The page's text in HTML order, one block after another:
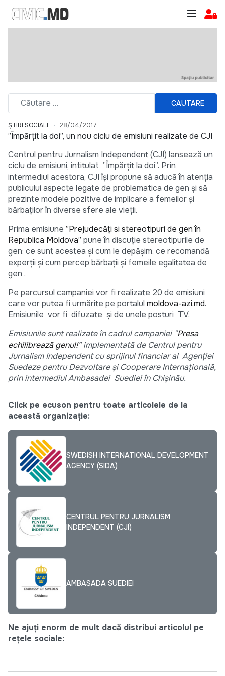
CAUTARE
ȘTIRI SOCIALE 28/04/2017
”Împărțit la doi”, un nou ciclu de emisiuni realizate de CJI
Centrul pentru Jurnalism Independent (CJI) lansează un
ciclu de emisiuni, intitulat ”Împărțit la doi”. Prin
intermediul acestora, CJI își propune să aducă în atenția
publicului aspecte legate de problematica de gen și să
prezinte modele pozitive de implicare a femeilor și
bărbaților în diverse sfere ale vieții.
Prima emisiune ”Prejudecăți si stereotipuri de gen în
Republica Moldova” pune în discuție stereotipurile de
gen: ce sunt acestea și cum le depășim, ce recomandă
experții și cum percep bărbații și femeile egalitatea de
gen .
Pe parcursul campaniei vor fi realizate 20 de emisiuni
care vor putea fi urmărite pe portalul moldova-azi.md.
Emisiunile vor fi difuzate și de unele posturi TV.
Emisiunile sunt realizate în cadrul campaniei ”Presa
echilibrează genul!” implementată de Centrul pentru
Jurnalism Independent cu sprijinul financiar al Agenției
Suedeze pentru Dezvoltare și Cooperare Internațională,
prin intermediul Ambasadei Suediei în Chișinău.
Click pe ecuson pentru toate articolele de la
această organizație:
SWEDISH INTERNATIONAL DEVELOPMENT
AGENCY (SIDA)
CENTRUL PENTRU JURNALISM
INDEPENDENT (CJI)
AMBASADA SUEDIEI
Ne ajuți enorm de mult dacă distribui articolul pe
rețele sociale: